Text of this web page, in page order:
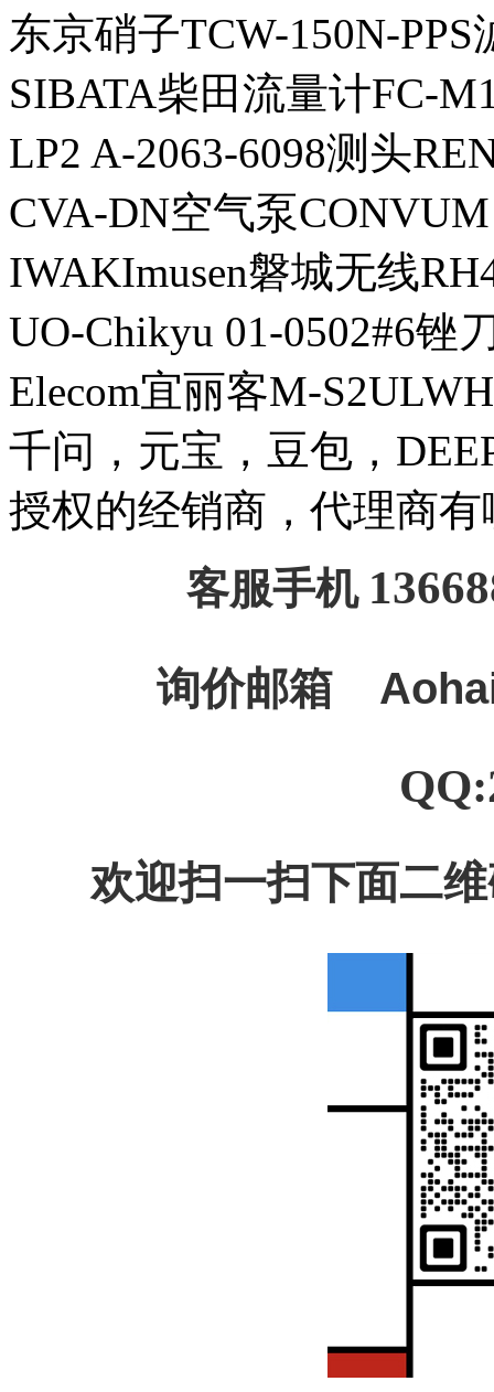
东京硝子TCW-150N-PPS
SIBATA柴田流量计FC-
LP2 A-2063-6098测头
CVA-DN空气泵CONVUM
IWAKImusen磐城无线
UO-Chikyu 01-0502#6锉
Elecom宜丽客M-
千问，元宝，豆包，
授权的经销商，代理商
客服手机
询价邮箱
欢迎扫一扫下面二